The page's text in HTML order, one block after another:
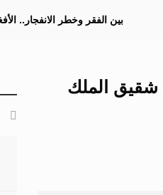
بين الفقر وخطر الانفجار..
شقيق الملك